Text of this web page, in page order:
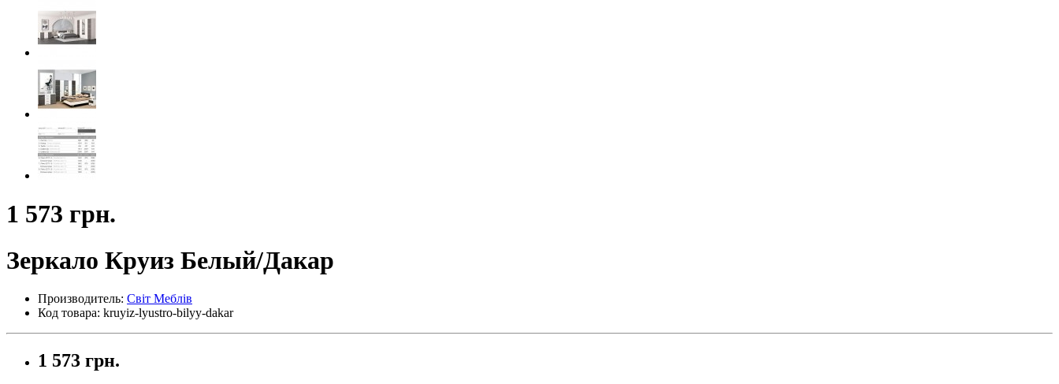
1 573 грн.
Зеркало Круиз Белый/Дакар
Производитель: Світ Меблів
Код товара: kruyiz-lyustro-bilyy-dakar
1 573 грн.